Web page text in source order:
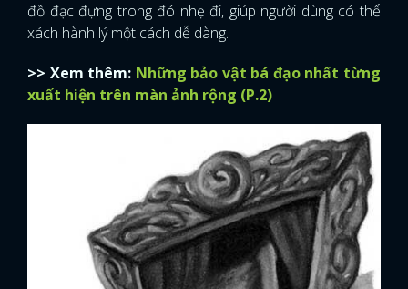
đồ đạc đựng trong đó nhẹ đi, giúp người dùng có thể
xách hành lý một cách dễ dàng.
>> Xem thêm: Những bảo vật bá đạo nhất từng
xuất hiện trên màn ảnh rộng (P.2)